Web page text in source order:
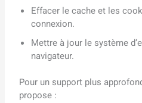
Effacer le cache et les
connexion.
Mettre à jour le système
navigateur.
Pour un support plus
propose :